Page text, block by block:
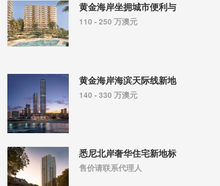
黄金海岸坐拥城市便利与
110 - 250 万澳元
黄金海岸海滨天际线新地
140 - 330 万澳元
悉尼北岸奢华住宅新地标
售价请联系代理人